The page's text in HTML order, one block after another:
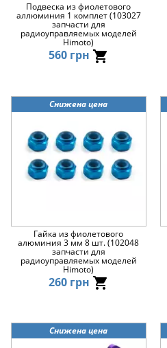
Подвеска из фиолетового
аллюминия 1 комплет (103027
запчасти для
радиоуправляемых моделей
Himoto)
560 грн
Снижена цена
Гайка из фиолетового
алюминия 3 мм 8 шт. (102048
запчасти для
радиоуправляемых моделей
Himoto)
260 грн
Снижена цена